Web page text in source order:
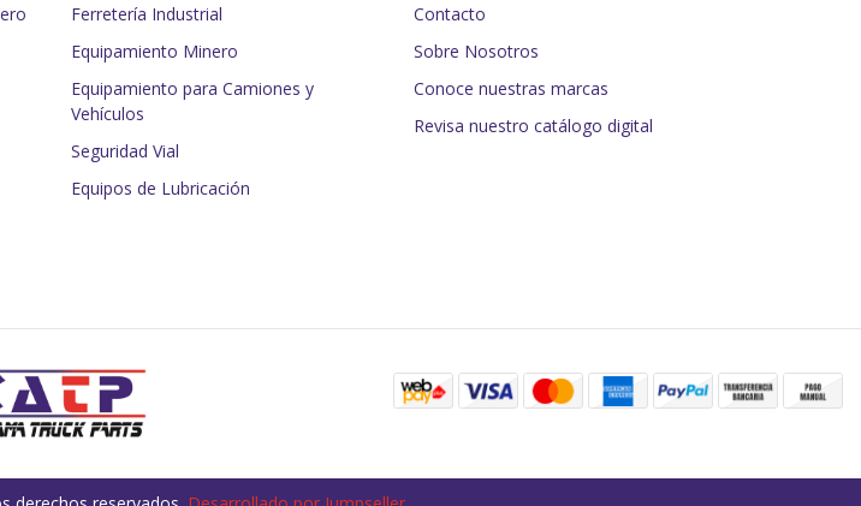
Ferretería Industrial
Equipamiento Minero
Equipamiento para Camiones y
Vehículos
Seguridad Vial
Equipos de Lubricación
Contacto
Sobre Nosotros
Conoce nuestras marcas
Revisa nuestro catálogo digital